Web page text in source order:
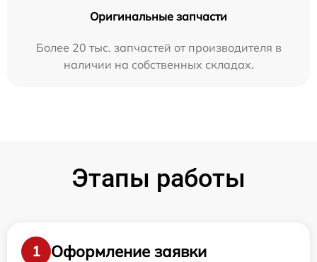
Оригинальные запчасти
Более 20 тыс. запчастей от производителя в
наличии на собственных складах.
Этапы работы
1
Оформление заявки